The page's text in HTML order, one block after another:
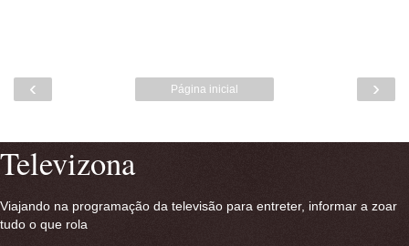
‹ ›
Página inicial
Televizona
Viajando na programação da televisão para entreter, informar a zoar
tudo o que rola